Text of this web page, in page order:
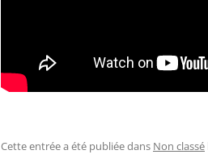
Cette entrée a été publiée dans Non classé